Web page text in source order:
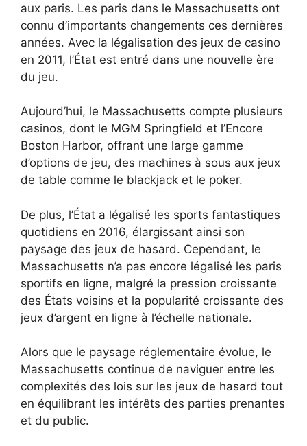
aux paris. Les paris dans le Massachusetts ont
connu d’importants changements ces dernières
années. Avec la légalisation des jeux de casino
en 2011, l’État est entré dans une nouvelle ère
du jeu.
Aujourd’hui, le Massachusetts compte plusieurs
casinos, dont le MGM Springfield et l’Encore
Boston Harbor, offrant une large gamme
d’options de jeu, des machines à sous aux jeux
de table comme le blackjack et le poker.
De plus, l’État a légalisé les sports fantastiques
quotidiens en 2016, élargissant ainsi son
paysage des jeux de hasard. Cependant, le
Massachusetts n’a pas encore légalisé les paris
sportifs en ligne, malgré la pression croissante
des États voisins et la popularité croissante des
jeux d’argent en ligne à l’échelle nationale.
Alors que le paysage réglementaire évolue, le
Massachusetts continue de naviguer entre les
complexités des lois sur les jeux de hasard tout
en équilibrant les intérêts des parties prenantes
et du public.